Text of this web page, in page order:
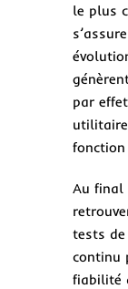
le plus
par
Au final
tests de
continu
fiabilité